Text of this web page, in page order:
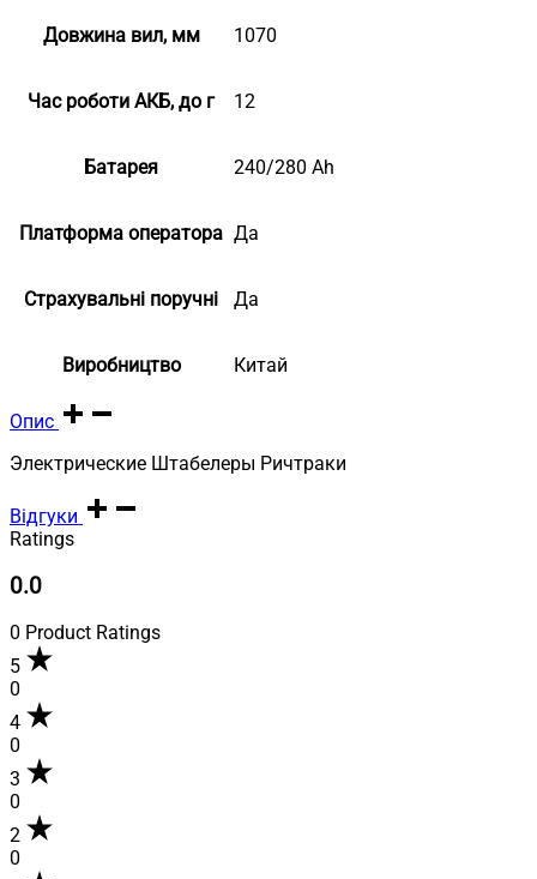
Довжина вил, мм 1070
Час роботи АКБ, до г 12
Батарея 240/280 Ah
Платформа оператора Да
Страхувальні поручні Да
Виробництво Китай
Опис
Электрические Штабелеры Ричтраки
Відгуки
Ratings
0.0
0 Product Ratings
5
0
4
0
3
0
2
0